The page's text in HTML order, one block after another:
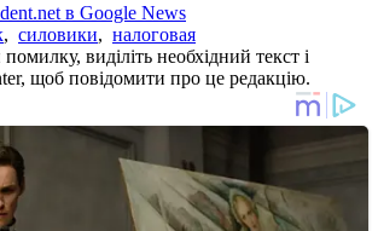
в Google News
, силовики, налоговая
виділіть необхідний текст і
щоб повідомити про це редакцію.